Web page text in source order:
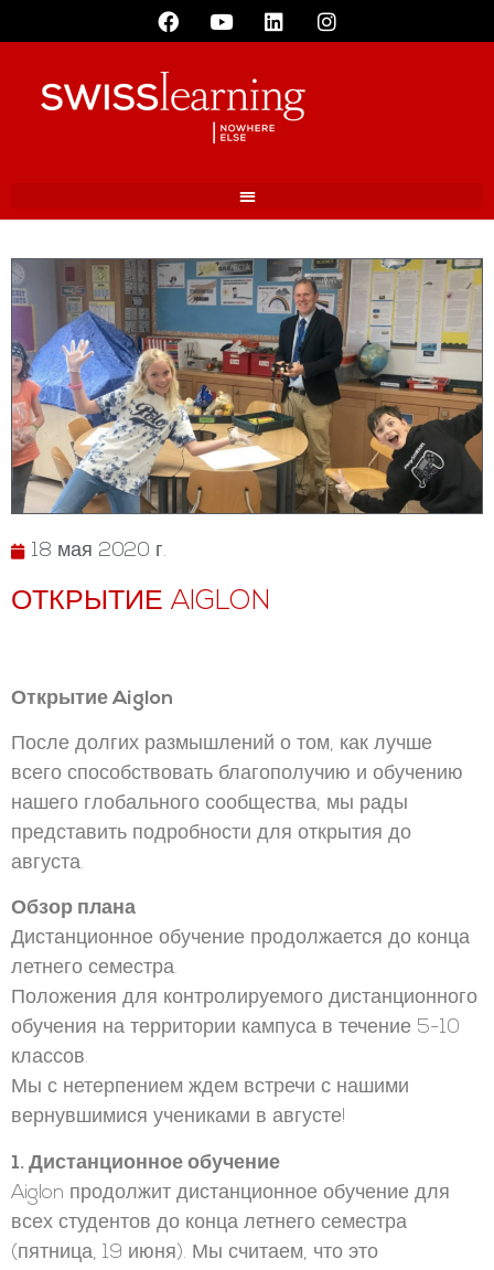
18 мая 2020 г.
ОТКРЫТИЕ AIGLON
Открытие Aiglon
После долгих размышлений о том, как лучше
всего способствовать благополучию и обучению
нашего глобального сообщества, мы рады
представить подробности для открытия до
августа.
Обзор плана
Дистанционное обучение продолжается до конца
летнего семестра.
Положения для контролируемого дистанционного
обучения на территории кампуса в течение 5-10
классов.
Мы с нетерпением ждем встречи с нашими
вернувшимися учениками в августе!
1. Дистанционное обучение
Aiglon продолжит дистанционное обучение для
всех студентов до конца летнего семестра
(пятница, 19 июня). Мы считаем, что это